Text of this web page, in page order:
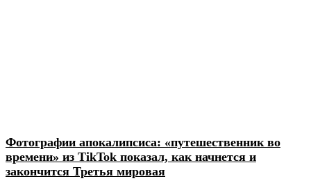
Фотографии апокалипсиса: «путешественник во
времени» из TikTok показал, как начнется и
закончится Третья мировая